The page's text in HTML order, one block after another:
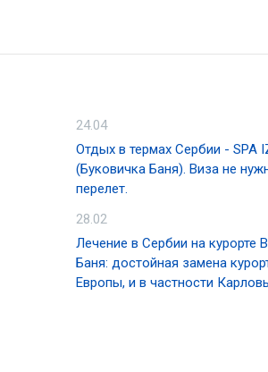
24.04
Отдых в термах Сербии - SPA
(Буковичка Баня). Виза не
перелет.
28.02
Лечение в Сербии на курорте
Баня: достойная замена
Европы, и в частности